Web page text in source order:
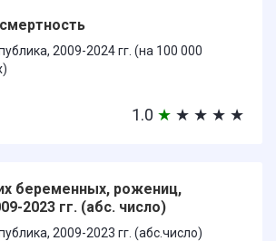
2009-2024 гг. (на 100 000
1.0 ★ ★ ★ ★ ★
беременных, рожениц,
2023 гг. (абс. число)
2009-2023 гг. (абс.число)